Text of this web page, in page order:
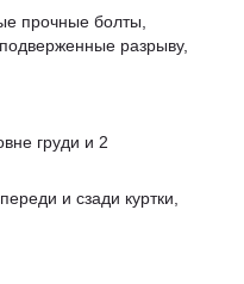
прочные болты,
разрыву,
груди и 2
и сзади куртки,